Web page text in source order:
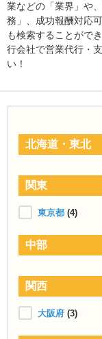
業などの「業界」や
務」、成功報酬対応
も検索することがで
行会社で営業代行・
い！
北海道・東北
関東
東京都 (4)
中部
関西
大阪府 (3)